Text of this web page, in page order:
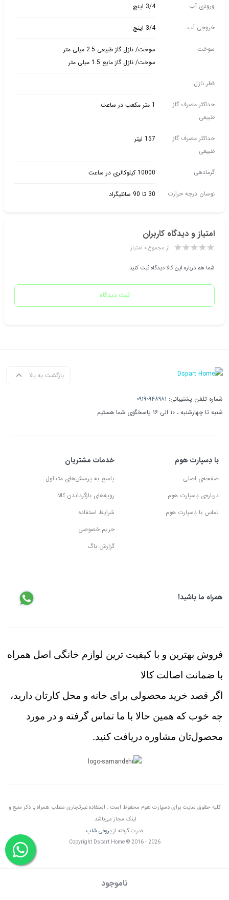
ورودی آب 3/4 اینچ
خروجی آب 3/4 اینچ
سوخت
سوخت/ نازل گاز طبیعی 2.5 میلی متر
سوخت/ نازل گاز مایع 1.5 میلی متر
قطر نازل
حداکثر مصرف گاز
طبیعی
1 متر مکعب در ساعت
حداکثر مصرف گاز
طبیعی
157 لیتر
گرمادهی 10000 کیلوکالری در ساعت
نوسان درجه حرارت 30 تا 90 سانتیگراد
امتیاز و دیدگاه کاربران
از مجموع ۰ امتیاز
شما هم درباره این کالا دیدگاه ثبت کنید
ثبت دیدگاه
ناموجود
بازگشت به بالا
شماره تلفن پشتیبانی: ۰۹۱۹۰۹۴۸۹۸۱
شنبه تا چهارشنبه ، ۱۰ الی ۱۶ پاسخگوی شما هستیم
با دِسپارت هوم
صفحه‌ی اصلی
درباره‌ی دِسپارت هوم
تماس با دِسپارت هوم
خدمات مشتریان
پاسخ به پرسش‌های متداول
رویه‌های بازگرداندن کالا
شرایط استفاده
حریم خصوصی
گزارش باگ
همراه ما باشید!
فروش بهترین و با کیفیت ترین لوازم خانگی اصل همراه
با ضمانت اصالت کالا
اگر قصد خرید محصولی برای خانه و محل کارتان دارید،
چه خوب که همین حالا با ما تماس گرفته و در مورد
محصول‌تان مشاوره دریافت کنید.
کلیه حقوق سایت برای دِسپارت هوم محفوظ است . استفاده غیرتجاری مطلب همراه با ذکر منبع و
لینک مجاز می‌باشد.
قدرت گرفته ازپروفی شاپ
Copyright Dspart Home © 2016 - 2026